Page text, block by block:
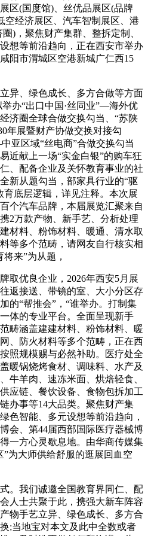
区(国度馆)、丝优品展区(品牌
空经济展区、汽车智制展区、港
)，聚焦财产集群、整拆定制、
想等前沿趋向，正在西安市举办
阳市渭城区空港新城广仁西15
、绿色成长、多方合做等方面
办“出口中国·丝同业”—海外优
济圈全球合做交换勾当、“苏陕
年展暨财产协做交换对接勾
亚区域“丝电商”合做交换勾当
近献上一场“实金白银”的购车狂
、配备企业及关怀教育事业的社
新从题勾当，部家具行业的“驱
育底层逻辑，详见注释。本次展
个汽车品牌，本届展览汇聚来自
2万款产物、新手艺、分析处理
材料、粉饰材料、暖通、清水取
等多个范畴，请网友自行核实相
来”为从题，
优良企业，2026年西安5月展
返接送、带镜的室、大小分区存
的“帮推会”，“谁举办。打制集
体的专业平台。全面呈现新手
畴涵盖建建材料、粉饰材料、暖
、防火材料等多个范畴，正在西
照规模赐与必然补助。医疗处全
暖锅烧烤食材、调味料、水产及
牛羊肉、速冻米面、烘焙轻食、
应链、餐饮设备、食物包拆加工
办事等14大品类。聚焦财产集
色智能、多元设想等前沿趋向，
会、第44届西部国际医疗器械博
一方心灵歇息地。由华商传媒集
”为大师供给舒服的逛展回血空
我们诚邀全国教育界同仁、配
人士共聚于此，携强大新车阵容
物手艺立异、绿色成长、多方合
;当地宝对本文及此中全数或者